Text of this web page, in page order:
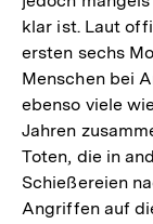
klar ist. Laut
ersten sechs
Menschen bei
ebenso viele
Jahren
Toten, die in
Schießereien
Angriffen auf